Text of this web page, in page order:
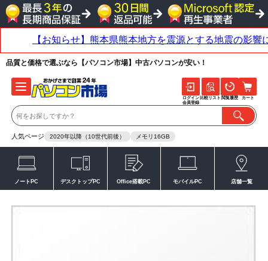
品質と価格で選ぶなら【パソコン市場】中古パソコンが安い！
人気ページ 2020年以降（10世代前後） メモリ16GB
ログイン
会員登録
比較リスト 閲覧履歴 カート
ノートPC デスクトップPC Office搭載PC モバイルPC 店舗一覧